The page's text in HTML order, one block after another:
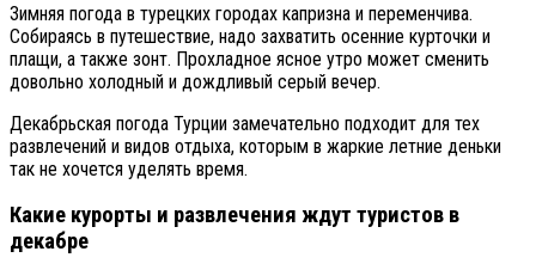
Зимняя погода в турецких городах капризна и переменчива.
Собираясь в путешествие, надо захватить осенние курточки и
плащи, а также зонт. Прохладное ясное утро может сменить
довольно холодный и дождливый серый вечер.
Декабрьская погода Турции замечательно подходит для тех
развлечений и видов отдыха, которым в жаркие летние деньки
так не хочется уделять время.
Какие курорты и развлечения ждут туристов в
декабре